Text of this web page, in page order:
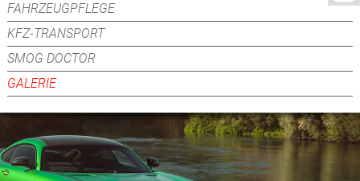
FAHRZEUGPFLEGE
KFZ-TRANSPORT
SMOG DOCTOR
GALERIE